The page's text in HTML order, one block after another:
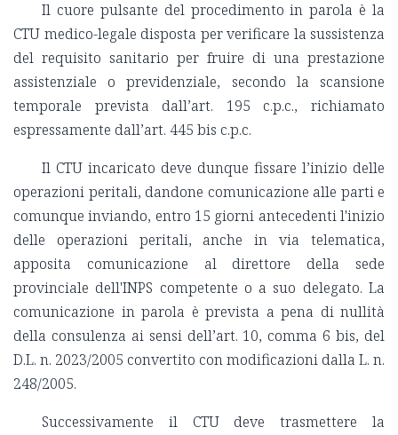
Il cuore pulsante del procedimento in parola è la
CTU medico-legale disposta per verificare la sussistenza
del requisito sanitario per fruire di una prestazione
assistenziale o previdenziale, secondo la scansione
temporale prevista dall’art. 195 c.p.c., richiamato
espressamente dall’art. 445 bis c.p.c.
Il CTU incaricato deve dunque fissare l’inizio delle
operazioni peritali, dandone comunicazione alle parti e
comunque inviando, entro 15 giorni antecedenti l'inizio
delle operazioni peritali, anche in via telematica,
apposita comunicazione al direttore della sede
provinciale dell'INPS competente o a suo delegato. La
comunicazione in parola è prevista a pena di nullità
della consulenza ai sensi dell’art. 10, comma 6 bis, del
D.L. n. 2023/2005 convertito con modificazioni dalla L. n.
248/2005.
Successivamente il CTU deve trasmettere la